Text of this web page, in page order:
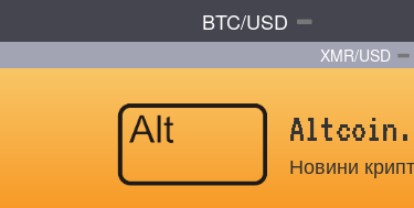
BTC/USD
XMR/USD
Новини